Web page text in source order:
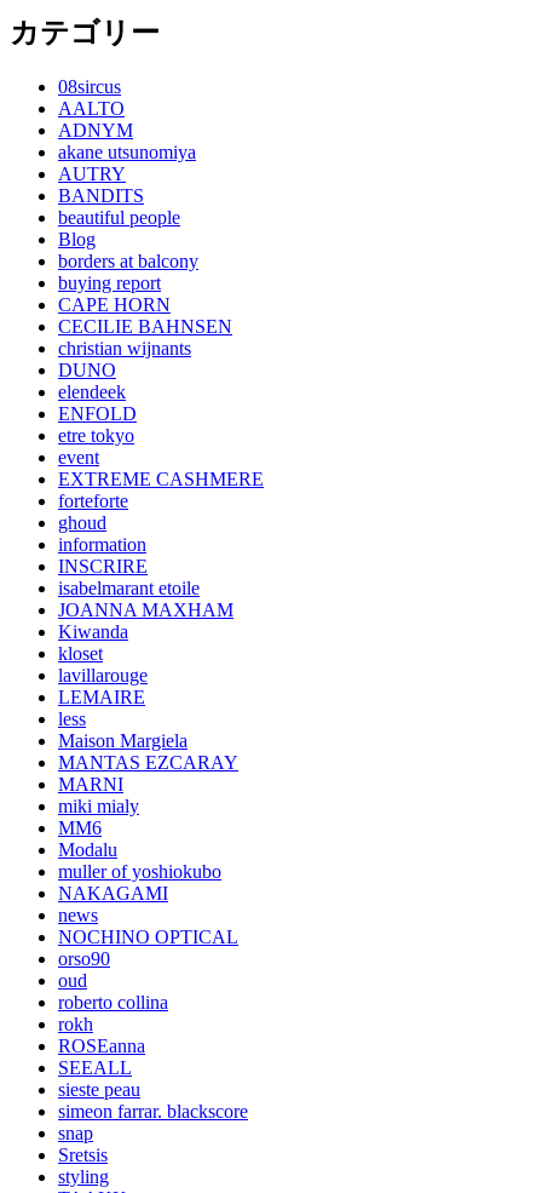
カテゴリー
08sircus
AALTO
ADNYM
akane utsunomiya
AUTRY
BANDITS
beautiful people
Blog
borders at balcony
buying report
CAPE HORN
CECILIE BAHNSEN
christian wijnants
DUNO
elendeek
ENFOLD
etre tokyo
event
EXTREME CASHMERE
forteforte
ghoud
information
INSCRIRE
isabelmarant etoile
JOANNA MAXHAM
Kiwanda
kloset
lavillarouge
LEMAIRE
less
Maison Margiela
MANTAS EZCARAY
MARNI
miki mialy
MM6
Modalu
muller of yoshiokubo
NAKAGAMI
news
NOCHINO OPTICAL
orso90
oud
roberto collina
rokh
ROSEanna
SEEALL
sieste peau
simeon farrar. blackscore
snap
Sretsis
styling